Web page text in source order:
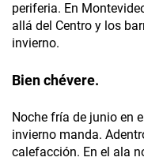
periferia. En
allá del Centro y los
invierno.
Bien chévere.
Noche fría de junio en
invierno manda.
calefacción. En el ala